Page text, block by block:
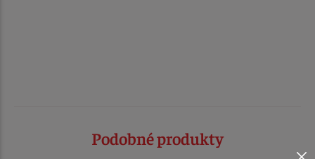
Podobné produkty